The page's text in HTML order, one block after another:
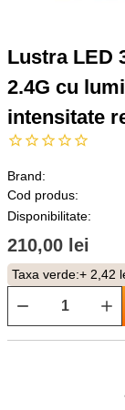
Lustra LED
2.4G cu
intensitate
Brand:
Cod produs:
Disponibilitate:
210,00 lei
Taxa verde:+ 2,42